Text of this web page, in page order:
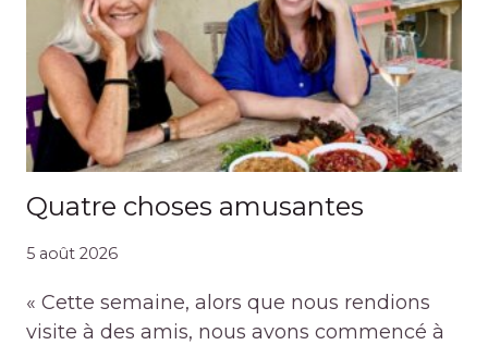
Quatre choses amusantes
5 août 2026
« Cette semaine, alors que nous rendions
visite à des amis, nous avons commencé à